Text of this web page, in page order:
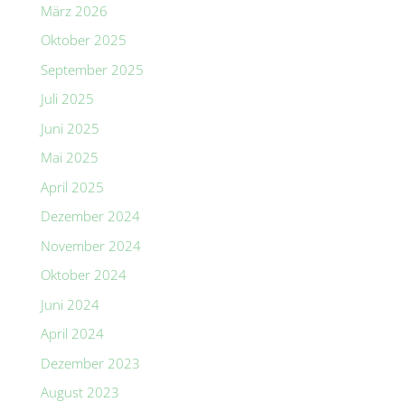
März 2026
Oktober 2025
September 2025
Juli 2025
Juni 2025
Mai 2025
April 2025
Dezember 2024
November 2024
Oktober 2024
Juni 2024
April 2024
Dezember 2023
August 2023